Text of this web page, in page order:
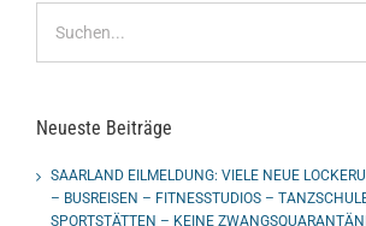
nach:
Neueste Beiträge
SAARLAND EILMELDUNG: VIELE NEUE
– BUSREISEN – FITNESSTUDIOS –
SPORTSTÄTTEN – KEINE